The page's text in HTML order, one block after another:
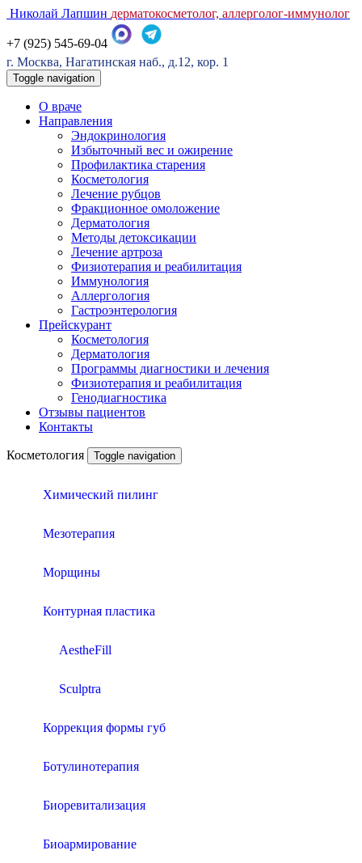
Николай Лапшин дерматокосметолог, аллерголог-иммунолог
+7 (925) 545-69-04
г. Москва, Нагатинская наб., д.12, кор. 1
Toggle navigation
О враче
Направления
Эндокринология
Избыточный вес и ожирение
Профилактика старения
Косметология
Лечение рубцов
Фракционное омоложение
Дерматология
Методы детоксикации
Лечение артроза
Физиотерапия и реабилитация
Иммунология
Аллергология
Гастроэнтерология
Прейскурант
Косметология
Дерматология
Программы диагностики и лечения
Физиотерапия и реабилитация
Генодиагностика
Отзывы пациентов
Контакты
Косметология Toggle navigation
Химический пилинг
Мезотерапия
Морщины
Контурная пластика
AestheFill
Sculptrа
Коррекция формы губ
Ботулинотерапия
Биоревитализация
Биоармирование